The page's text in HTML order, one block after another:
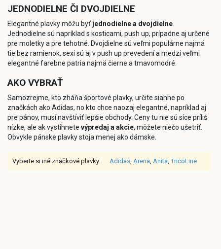
JEDNODIELNE ČI DVOJDIELNE
Elegantné plavky môžu byť jednodielne a dvojdielne
Jednodielne sú napríklad s kosticami, push up, prípadne aj určené
pre moletky a pre tehotné. Dvojdielne sú veľmi populárne najmä
tie bez ramienok, sexi sú aj v push up prevedení a medzi veľmi
elegantné farebne patria najmä čierne a tmavomodré.
AKO VYBRAŤ
Samozrejme, kto zháňa športové plavky, určite siahne po
značkách ako Adidas, no kto chce naozaj elegantné, napríklad aj
pre pánov, musí navštíviť lepšie obchody. Ceny tu nie sú síce príliš
nízke, ale ak vystihnete výpredaj a akcie, môžete niečo ušetriť.
Obvykle pánske plavky stoja menej ako dámske.
Vyberte si iné značkové plavky: Adidas Arena Anita ,TricoLine